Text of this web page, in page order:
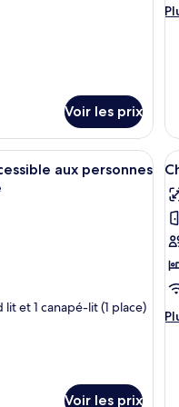
Voir les prix
un petit bureau et une
pièce chaleureuse avec un
aux personnes
et 1 canapé-lit (1 place)
Voir les prix